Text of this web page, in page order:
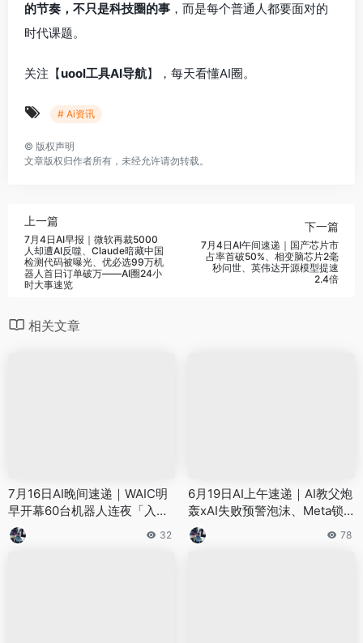
的节奏，不只是科技圈的事 ，而是每个普通人都要面对的
时代课题。
关注【uool工具AI导航】，每天看懂AI圈。
# Ai资讯
© 版权声明
文章版权归作者所有，未经允许请勿转载。
上一篇
7月4日AI早报｜微软再裁5000
人却遭AI反噬、Claude暗藏中国
检测代码被曝光、优必选99万机
器人首日订单破万——AI圈24小
时大事速览
下一篇
7月4日AI午间速递｜国产芯片市
占率首破50%、相变脑芯片2毫
秒问世、英伟达开源模型提速
2.4倍
相关文章
7月16日AI晚间速递｜WAIC明
早开幕60台机器人连夜「入
职」、豆包手机拿证、国产十
万卡超集群亮剑——8件大事看
32
6月19日AI上午速递｜AI教父炮
轰xAI失败预警泡沫、Meta锁1.
6GW算力军备升级、米哈游女
将跳槽Kimi、学历门槛轰然倒
78